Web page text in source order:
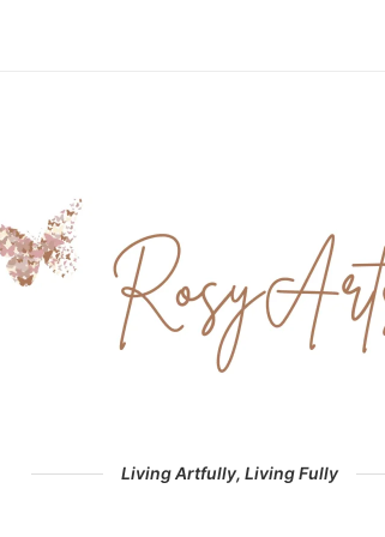
Living Artfully, Living Fully